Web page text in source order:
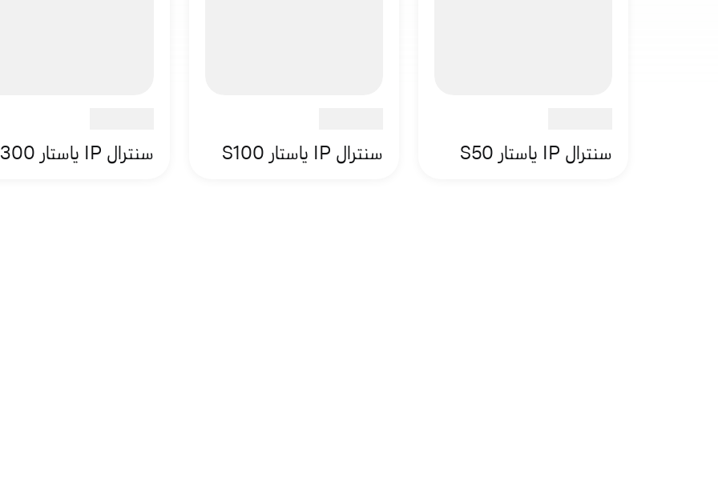
سنترال IP ياستار S50 سنترال IP ياستار S100 سنترال IP ياستار S300